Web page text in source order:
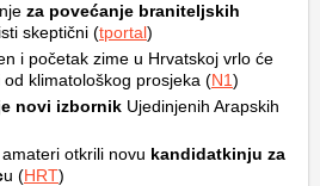
za povećanje braniteljskih
skeptični (tportal)
i početak zime u Hrvatskoj vrlo će
klimatološkog prosjeka (N1)
novi izbornik Ujedinjenih Arapskih
otkrili novu kandidatkinju za
u (HRT)